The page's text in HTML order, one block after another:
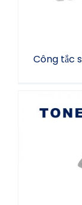
Công tắc